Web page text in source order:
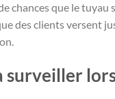
chances que le
des clients versent
surveiller